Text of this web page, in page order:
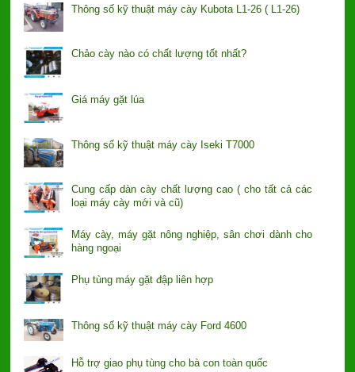
Thông số kỹ thuật máy cày Kubota L1-26 ( L1-26)
Chảo cày nào có chất lượng tốt nhất?
Giá máy gặt lúa
Thông số kỹ thuật máy cày Iseki T7000
Cung cấp dàn cày chất lượng cao ( cho tất cả các
loại máy cày mới và cũ)
Máy cày, máy gặt nông nghiệp, sân chơi dành cho
hàng ngoại
Phụ tùng máy gặt đập liên hợp
Thông số kỹ thuật máy cày Ford 4600
Hỗ trợ giao phụ tùng cho bà con toàn quốc